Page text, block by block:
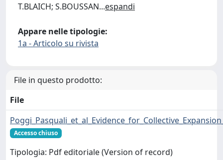
T.BLAICH; S.BOUSSAN...espandi
Appare nelle tipologie:
1a - Articolo su rivista
File in questo prodotto:
File
Accesso chiuso
Tipologia: Pdf editoriale (Version of record)